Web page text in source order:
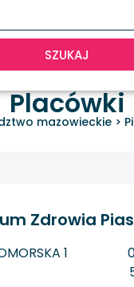
SZUKAJ
Placówki
mazowieckie >
Zdrowia
1